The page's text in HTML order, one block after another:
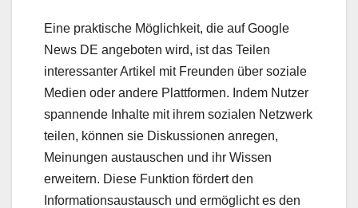
Eine praktische Möglichkeit, die auf Google
News DE angeboten wird, ist das Teilen
interessanter Artikel mit Freunden über soziale
Medien oder andere Plattformen. Indem Nutzer
spannende Inhalte mit ihrem sozialen Netzwerk
teilen, können sie Diskussionen anregen,
Meinungen austauschen und ihr Wissen
erweitern. Diese Funktion fördert den
Informationsaustausch und ermöglicht es den